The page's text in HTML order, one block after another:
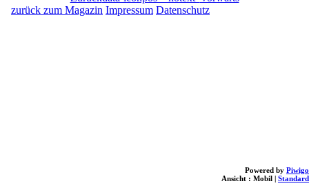
Powered by Piwigo
Ansicht : Mobil | Standard
zurück zum Magazin Impressum Datenschutz